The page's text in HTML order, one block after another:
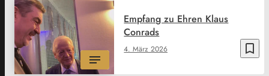
bookmark_border
4. März 2026
Empfang zu Ehren Klaus
Conrads